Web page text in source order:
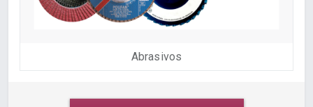
Abrasivos